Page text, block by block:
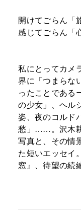
開けてごらん「
感じてごらん「
私にとってカメ
界に「つまらな
ったことである
の少女」、ヘル
姿、夜のコルド
愁」……。沢木
写真と、その情
た短いエッセイ
窓』、待望の続編